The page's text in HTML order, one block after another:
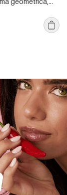
Daily Simple,